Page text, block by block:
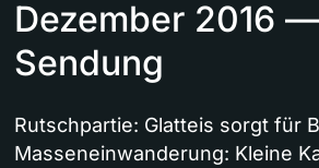
Dezember 2016
Sendung
Rutschpartie: Glatteis sorgt für
Masseneinwanderung: Kleine